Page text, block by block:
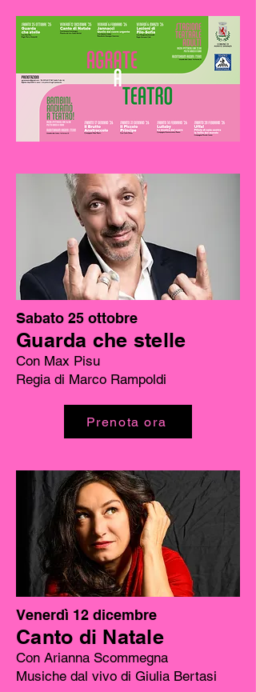
Sabato 25 ottobre
Guarda che stelle
Con Max Pisu
Regia di Marco Rampoldi
Prenota ora
Venerdì 12 dicembre
Canto di Natale
Con Arianna Scommegna
Musiche dal vivo di Giulia Bertasi